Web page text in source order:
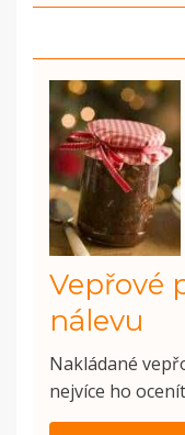
Vepřové
nálevu
Nakládané
nejvíce ho